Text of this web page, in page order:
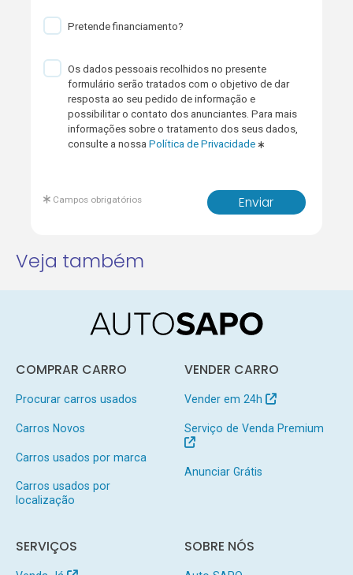
Pretende financiamento?
Os dados pessoais recolhidos no presente
formulário serão tratados com o objetivo de dar
resposta ao seu pedido de informação e
possibilitar o contato dos anunciantes. Para mais
informações sobre o tratamento dos seus dados,
consulte a nossaPolítica de Privacidade
Enviar
Campos obrigatórios
Veja também
COMPRAR CARRO
Procurar carros usados
Carros Novos
Carros usados por marca
Carros usados por
localização
VENDER CARRO
Vender em 24h
Serviço de Venda Premium
Anunciar Grátis
SERVIÇOS SOBRE NÓS